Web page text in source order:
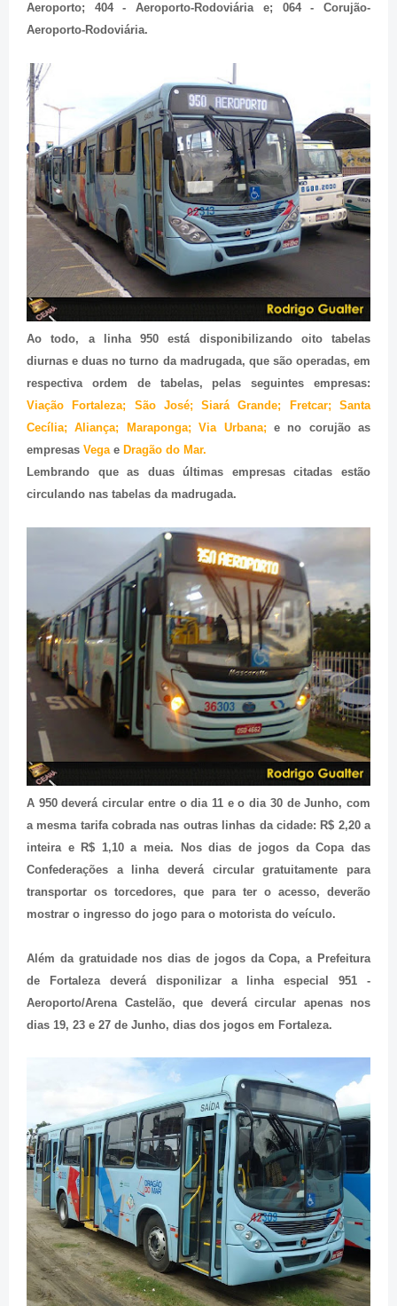
Aeroporto; 404 - Aeroporto-Rodoviária e; 064 - Corujão-
Aeroporto-Rodoviária.
Ao todo, a linha 950 está disponibilizando oito tabelas
diurnas e duas no turno da madrugada, que são operadas, em
respectiva ordem de tabelas, pelas seguintes empresas:
Viação Fortaleza; São José; Siará Grande; Fretcar; Santa
Cecília; Aliança; Maraponga; Via Urbana; e no corujão as
empresas Vega e Dragão do Mar.
Lembrando que as duas últimas empresas citadas estão
circulando nas tabelas da madrugada.
A 950 deverá circular entre o dia 11 e o dia 30 de Junho, com
a mesma tarifa cobrada nas outras linhas da cidade: R$ 2,20 a
inteira e R$ 1,10 a meia. Nos dias de jogos da Copa das
Confederações a linha deverá circular gratuitamente para
transportar os torcedores, que para ter o acesso, deverão
mostrar o ingresso do jogo para o motorista do veículo.
Além da gratuidade nos dias de jogos da Copa, a Prefeitura
de Fortaleza deverá disponilizar a linha especial 951 -
Aeroporto/Arena Castelão, que deverá circular apenas nos
dias 19, 23 e 27 de Junho, dias dos jogos em Fortaleza.